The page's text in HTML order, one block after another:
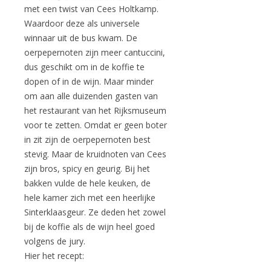
met een twist van Cees Holtkamp.
Waardoor deze als universele
winnaar uit de bus kwam. De
oerpepernoten zijn meer cantuccini,
dus geschikt om in de koffie te
dopen of in de wijn. Maar minder
om aan alle duizenden gasten van
het restaurant van het Rijksmuseum
voor te zetten. Omdat er geen boter
in zit zijn de oerpepernoten best
stevig. Maar de kruidnoten van Cees
zijn bros, spicy en geurig. Bij het
bakken vulde de hele keuken, de
hele kamer zich met een heerlijke
Sinterklaasgeur. Ze deden het zowel
bij de koffie als de wijn heel goed
volgens de jury.
Hier het recept: